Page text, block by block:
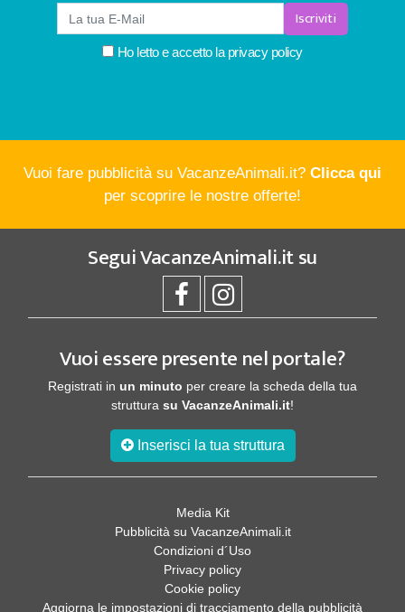
Iscriviti
Ho letto e accetto la privacy policy
Vuoi fare pubblicità su VacanzeAnimali.it? Clicca qui
per scoprire le nostre offerte!
SeguiVacanzeAnimali.itsu
Vuoi essere presente nel portale?
Registrati in un minuto per creare la scheda della tua
struttura su VacanzeAnimali.it!
Inserisci la tua struttura
Media Kit
Pubblicità su VacanzeAnimali.it
Condizioni d´Uso
Privacy policy
Cookie policy
Aggiorna le impostazioni di tracciamento della pubblicità